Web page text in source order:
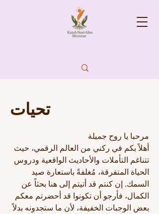
تحيات
مرحبا يا روح جميلة
أهلاً بكم في ركني من العالم الرقمي، حيث
تتناغم التأملات والأحاديث الواقعية ودروس
الحياة المتفرقة، مُغلفةً باستعارة صيد
السمك. إن كنتم قد أتيتم إلى هنا بحثاً عن
الكمال، فأرجو أن تكونوا قد أحضرتم معكم
بعض الوجبات الخفيفة، لأن ما ستجدونه بدلاً